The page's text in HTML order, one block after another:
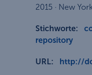
2015 · New
Stichworte:
repository
URL: http://